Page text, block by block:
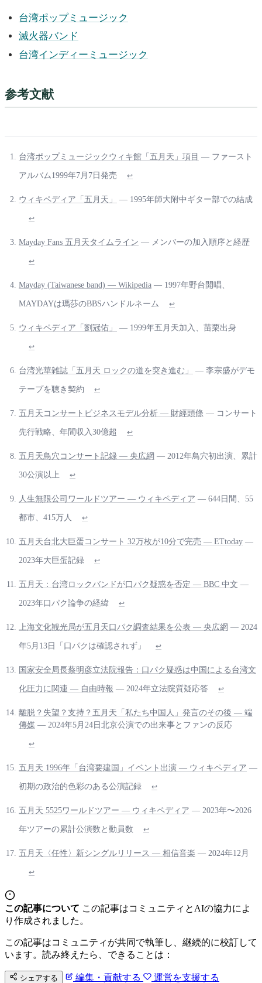
台湾ポップミュージック
滅火器バンド
台湾インディーミュージック
参考文献
台湾ポップミュージックウィキ館「五月天」項目 — ファースト
アルバム1999年7月7日発売 ↩
ウィキペディア「五月天」 — 1995年師大附中ギター部での結成
↩
Mayday Fans 五月天タイムライン — メンバーの加入順序と経歴
↩
Mayday (Taiwanese band) — Wikipedia — 1997年野台開唱、
MAYDAYは瑪莎のBBSハンドルネーム ↩
ウィキペディア「劉冠佑」 — 1999年五月天加入、苗栗出身
↩
台湾光華雑誌「五月天 ロックの道を突き進む」 — 李宗盛がデモ
テープを聴き契約 ↩
五月天コンサートビジネスモデル分析 — 財經頭條 — コンサート
先行戦略、年間収入30億超 ↩
五月天鳥穴コンサート記録 — 央広網 — 2012年鳥穴初出演、累計
30公演以上 ↩
人生無限公司ワールドツアー — ウィキペディア — 644日間、55
都市、415万人 ↩
五月天台北大巨蛋コンサート 32万枚が10分で完売 — ETtoday —
2023年大巨蛋記録 ↩
五月天：台湾ロックバンドが口パク疑惑を否定 — BBC 中文 —
2023年口パク論争の経緯 ↩
上海文化観光局が五月天口パク調査結果を公表 — 央広網 — 2024
年5月13日「口パクは確認されず」 ↩
国家安全局長蔡明彦立法院報告：口パク疑惑は中国による台湾文
化圧力に関連 — 自由時報 — 2024年立法院質疑応答 ↩
離脱？失望？支持？五月天「私たち中国人」発言のその後 — 端
傳媒 — 2024年5月24日北京公演での出来事とファンの反応
↩
五月天 1996年「台湾要建国」イベント出演 — ウィキペディア —
初期の政治的色彩のある公演記録 ↩
五月天 5525ワールドツアー — ウィキペディア — 2023年〜2026
年ツアーの累計公演数と動員数 ↩
五月天〈任性〉新シングルリリース — 相信音楽 — 2024年12月
↩
この記事について この記事はコミュニティとAIの協力によ
り作成されました。
この記事はコミュニティが共同で執筆し、継続的に校訂して
います。読み終えたら、できることは：
シェアする 編集・貢献する 運営を支援する